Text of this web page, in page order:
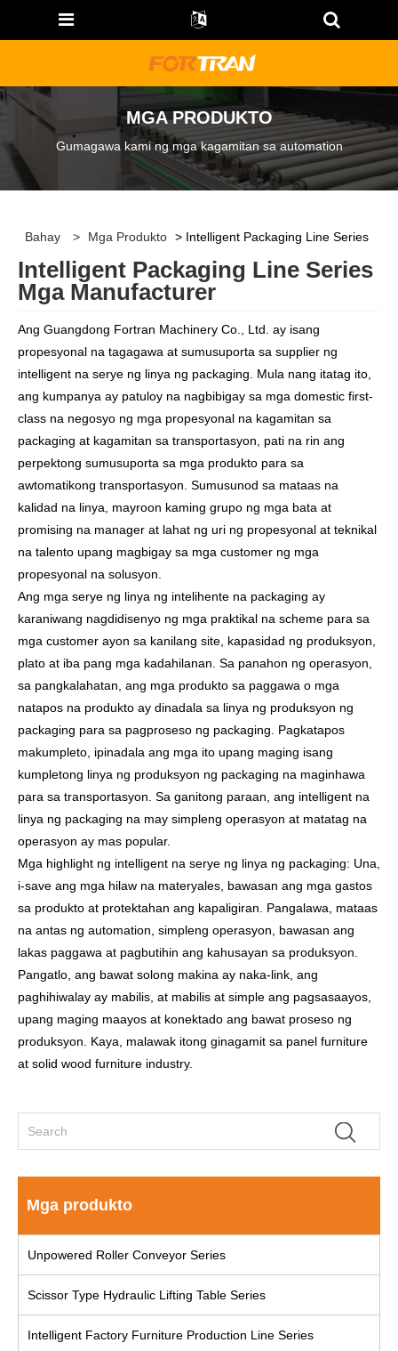
MGA PRODUKTO
Gumagawa kami ng mga kagamitan sa automation
Bahay > Mga Produkto > Intelligent Packaging Line Series
Intelligent Packaging Line Series
Mga Manufacturer
Ang Guangdong Fortran Machinery Co., Ltd. ay isang
propesyonal na tagagawa at sumusuporta sa supplier ng
intelligent na serye ng linya ng packaging. Mula nang itatag ito,
ang kumpanya ay patuloy na nagbibigay sa mga domestic first-
class na negosyo ng mga propesyonal na kagamitan sa
packaging at kagamitan sa transportasyon, pati na rin ang
perpektong sumusuporta sa mga produkto para sa
awtomatikong transportasyon. Sumusunod sa mataas na
kalidad na linya, mayroon kaming grupo ng mga bata at
promising na manager at lahat ng uri ng propesyonal at teknikal
na talento upang magbigay sa mga customer ng mga
propesyonal na solusyon.
Ang mga serye ng linya ng intelihente na packaging ay
karaniwang nagdidisenyo ng mga praktikal na scheme para sa
mga customer ayon sa kanilang site, kapasidad ng produksyon,
plato at iba pang mga kadahilanan. Sa panahon ng operasyon,
sa pangkalahatan, ang mga produkto sa paggawa o mga
natapos na produkto ay dinadala sa linya ng produksyon ng
packaging para sa pagproseso ng packaging. Pagkatapos
makumpleto, ipinadala ang mga ito upang maging isang
kumpletong linya ng produksyon ng packaging na maginhawa
para sa transportasyon. Sa ganitong paraan, ang intelligent na
linya ng packaging na may simpleng operasyon at matatag na
operasyon ay mas popular.
Mga highlight ng intelligent na serye ng linya ng packaging: Una,
i-save ang mga hilaw na materyales, bawasan ang mga gastos
sa produkto at protektahan ang kapaligiran. Pangalawa, mataas
na antas ng automation, simpleng operasyon, bawasan ang
lakas paggawa at pagbutihin ang kahusayan sa produksyon.
Pangatlo, ang bawat solong makina ay naka-link, ang
paghihiwalay ay mabilis, at mabilis at simple ang pagsasaayos,
upang maging maayos at konektado ang bawat proseso ng
produksyon. Kaya, malawak itong ginagamit sa panel furniture
at solid wood furniture industry.
Mga produkto
Unpowered Roller Conveyor Series
Scissor Type Hydraulic Lifting Table Series
Intelligent Factory Furniture Production Line Series